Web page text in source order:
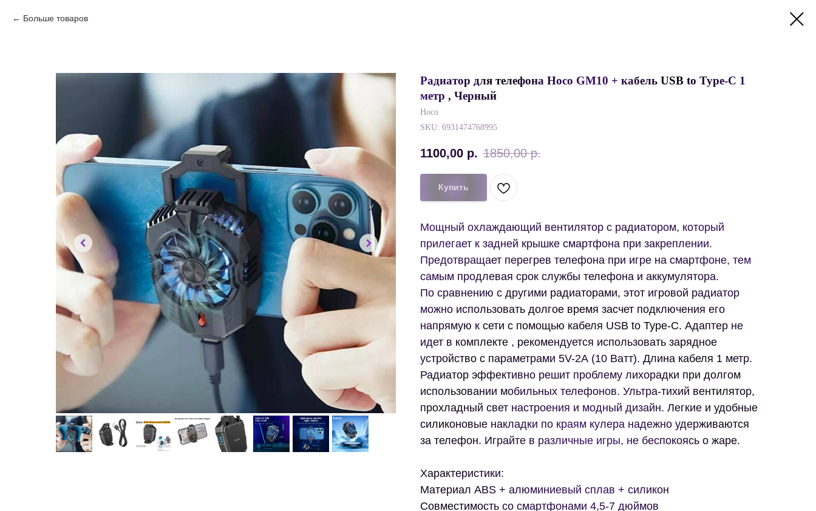
Больше товаров
Радиатор для телефона Hoco GM10 + кабель USB to Type-C 1
метр , Черный
Hoco
SKU: 6931474768995
1100,00 р. 1850,00 р.
Купить
Мощный охлаждающий вентилятор с радиатором, который
прилегает к задней крышке смартфона при закреплении.
Предотвращает перегрев телефона при игре на смартфоне, тем
самым продлевая срок службы телефона и аккумулятора.
По сравнению с другими радиаторами, этот игровой радиатор
можно использовать долгое время засчет подключения его
напрямую к сети с помощью кабеля USB to Type-C. Адаптер не
идет в комплекте , рекомендуется использовать зарядное
устройство с параметрами 5V-2А (10 Ватт). Длина кабеля 1 метр.
Радиатор эффективно решит проблему лихорадки при долгом
использовании мобильных телефонов. Ультра-тихий вентилятор,
прохладный свет настроения и модный дизайн. Легкие и удобные
силиконовые накладки по краям кулера надежно удерживаются
за телефон. Играйте в различные игры, не беспокоясь о жаре.
Характеристики:
Материал ABS + алюминиевый сплав + силикон
Совместимость со смартфонами 4,5-7 дюймов